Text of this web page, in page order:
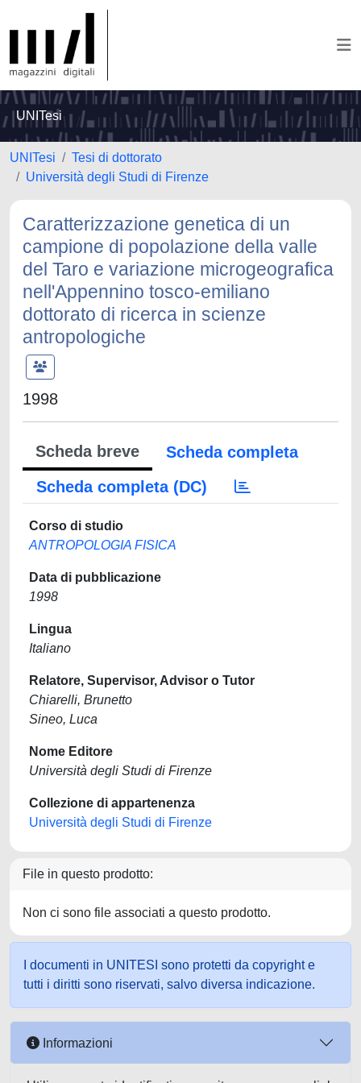
UNITesi
UNITesi
Tesi di dottorato
Università degli Studi di Firenze
Caratterizzazione genetica di un
campione di popolazione della valle
del Taro e variazione microgeografica
nell'Appennino tosco-emiliano
dottorato di ricerca in scienze
antropologiche
1998
Scheda breve
Scheda completa
Scheda completa (DC)
Corso di studio
ANTROPOLOGIA FISICA
Data di pubblicazione
1998
Lingua
Italiano
Relatore, Supervisor, Advisor o Tutor
Chiarelli, Brunetto
Sineo, Luca
Nome Editore
Università degli Studi di Firenze
Collezione di appartenenza
Università degli Studi di Firenze
File in questo prodotto:
Non ci sono file associati a questo prodotto.
I documenti in UNITESI sono protetti da copyright e
tutti i diritti sono riservati, salvo diversa indicazione.
Informazioni